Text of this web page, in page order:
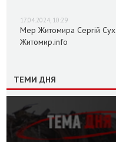
17.04.2024, 10:29
Мер Житомира Сергій
Житомир.info
ТЕМИ ДНЯ